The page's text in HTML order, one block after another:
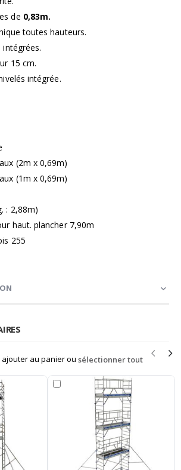
de 0,83m.
toutes hauteurs.
intégrées.
15 cm.
intégrée.
(2m x 0,69m)
(1m x 0,69m)
: 2,88m)
haut. plancher 7,90m
255
ajouter au panier ou sélectionner tout